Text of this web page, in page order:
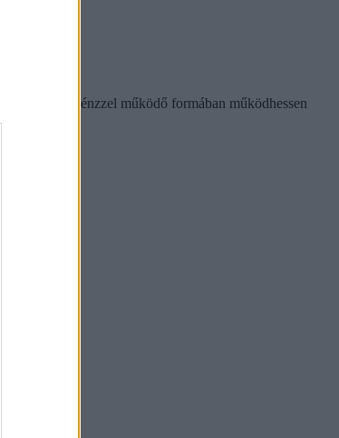
egy több pénzzel működő formában működhessen